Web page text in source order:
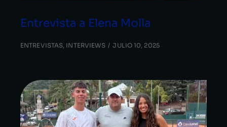
Entrevista a Elena Molla
ENTREVISTAS, INTERVIEWS JULIO 10, 2025